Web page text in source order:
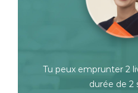
Tu peux emprunter 2
durée de 2